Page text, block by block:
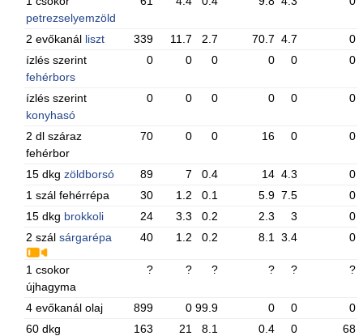
petrezselyemzöld
2 evőkanál liszt 339 11.7 2.7 70.7 4.7
0
ízlés szerint
fehérbors
0 0 0 0 0 0
ízlés szerint
konyhasó
0 0 0 0 0 0
2 dl száraz
fehérbor
70 0 0 16 0 0
15 dkgzöldborsó 89 7 0.4 14 4.3
0
1 szál fehérrépa
30 1.2 0.1 5.9 7.5
0
15 dkg brokkoli 24 3.3 0.2 2.3 3
0
2 szálsárgarépa 40 1.2 0.2 8.1 3.4 0
1 csokor
újhagyma
? ? ? ? ? ?
4 evőkanál olaj 899 0 99.9 0 0
0
60 dkg
163 21 8.1 0.4 0 68